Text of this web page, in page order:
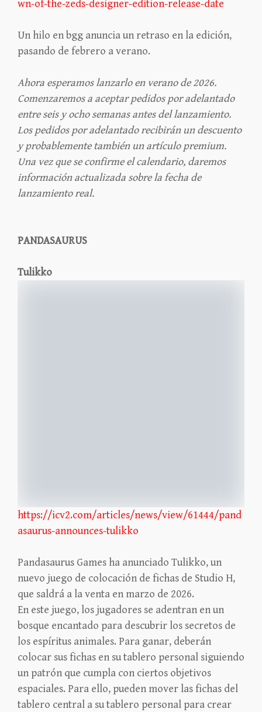
wn-of-the-zeds-designer-edition-release-date
Un hilo en bgg anuncia un retraso en la edición,
pasando de febrero a verano.
Ahora esperamos lanzarlo en verano de 2026.
Comenzaremos a aceptar pedidos por adelantado
entre seis y ocho semanas antes del lanzamiento.
Los pedidos por adelantado recibirán un descuento
y probablemente también un artículo premium.
Una vez que se confirme el calendario, daremos
información actualizada sobre la fecha de
lanzamiento real.
PANDASAURUS
Tulikko
https://icv2.com/articles/news/view/61444/pand
asaurus-announces-tulikko
Pandasaurus Games ha anunciado Tulikko, un
nuevo juego de colocación de fichas de Studio H,
que saldrá a la venta en marzo de 2026.
En este juego, los jugadores se adentran en un
bosque encantado para descubrir los secretos de
los espíritus animales. Para ganar, deberán
colocar sus fichas en su tablero personal siguiendo
un patrón que cumpla con ciertos objetivos
espaciales. Para ello, pueden mover las fichas del
tablero central a su tablero personal para crear